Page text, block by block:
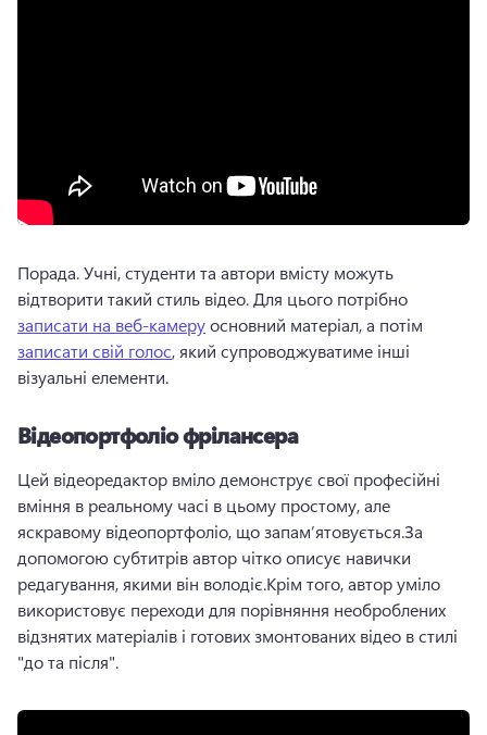
Порада. Учні, студенти та автори вмісту можуть
відтворити такий стиль відео. Для цього потрібно
записати на веб-камеру основний матеріал, а потім
записати свій голос, який супроводжуватиме інші
візуальні елементи.
Відеопортфоліо фрілансера
Цей відеоредактор вміло демонструє свої професійні
вміння в реальному часі в цьому простому, але
яскравому відеопортфоліо, що запам’ятовується.За
допомогою субтитрів автор чітко описує навички
редагування, якими він володіє.Крім того, автор уміло
використовує переходи для порівняння необроблених
відзнятих матеріалів і готових змонтованих відео в стилі
"до та після".